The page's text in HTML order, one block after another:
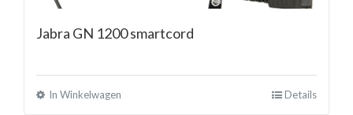
Jabra GN 1200 smartcord
In Winkelwagen Details